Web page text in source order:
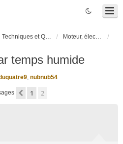
Techniques et Questions Moteur, électronique moteur, boîte robotisée 2-Tronic
temps humide
, nubnub54
Précédente
1 2